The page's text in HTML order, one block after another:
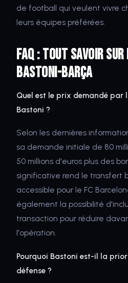
de football qui veulent vivre
leurs équipes préférées.
FAQ : Tout savoir
Bastoni-Barça
Quel est le prix demandé par
Bastoni ?
Selon les dernières
sa demande initiale de 80
50 millions d'euros plus des
significative rend le transfert
accessible pour le FC
également la possibilité
transaction pour réduire
l'opération.
Pourquoi Bastoni est-il la
défense ?